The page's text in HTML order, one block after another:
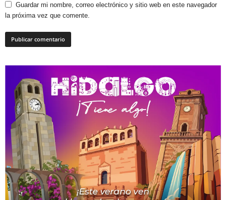
Guardar mi nombre, correo electrónico y sitio web en este navegador
la próxima vez que comente.